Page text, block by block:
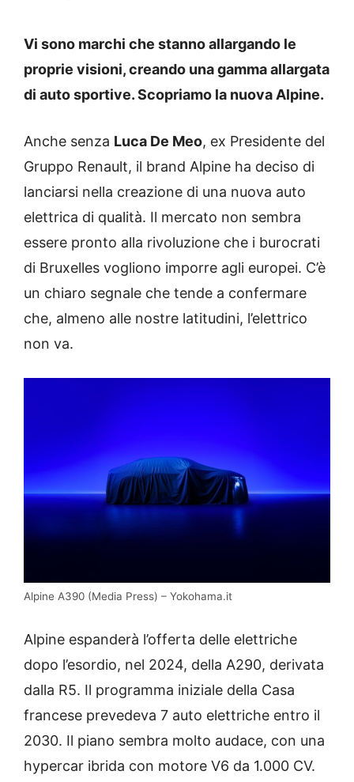
Vi sono marchi che stanno allargando le
proprie visioni, creando una gamma allargata
di auto sportive. Scopriamo la nuova Alpine.
Anche senza Luca De Meo, ex Presidente del
Gruppo Renault, il brand Alpine ha deciso di
lanciarsi nella creazione di una nuova auto
elettrica di qualità. Il mercato non sembra
essere pronto alla rivoluzione che i burocrati
di Bruxelles vogliono imporre agli europei. C’è
un chiaro segnale che tende a confermare
che, almeno alle nostre latitudini, l’elettrico
non va.
Alpine A390 (Media Press) – Yokohama.it
Alpine espanderà l’offerta delle elettriche
dopo l’esordio, nel 2024, della A290, derivata
dalla R5. Il programma iniziale della Casa
francese prevedeva 7 auto elettriche entro il
2030. Il piano sembra molto audace, con una
hypercar ibrida con motore V6 da 1.000 CV.